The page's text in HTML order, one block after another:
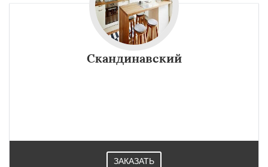
Скандинавский
ЗАКАЗАТЬ